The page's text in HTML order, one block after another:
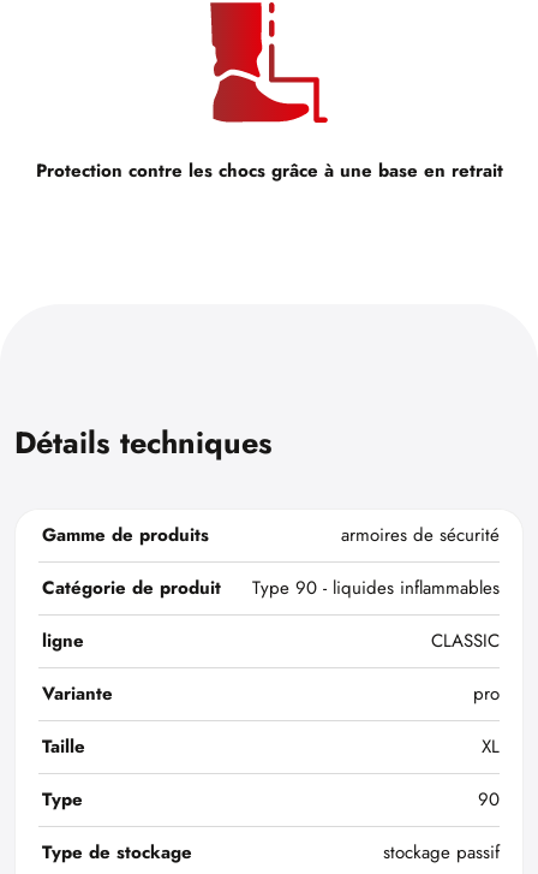
Protection contre les chocs grâce à une base en retrait
Détails techniques
Gamme de produits
armoires de sécurité
Catégorie de produit
Type 90 - liquides inflammables
ligne
CLASSIC
Variante
pro
Taille
XL
Type
90
Type de stockage
stockage passif